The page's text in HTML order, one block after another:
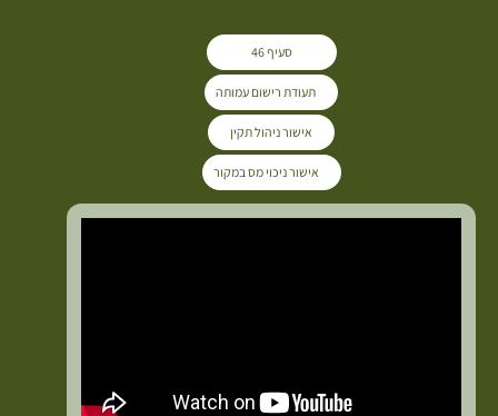
סעיף 46
תעודת רישום עמותה
אישור ניהול תקין
אישור ניכוי מס במקור